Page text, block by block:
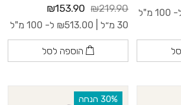
מ"ל
₪219.90
₪153.90
30 מ״ל | ₪513.00 ל- 100 מ"ל
הוספה לסל
‫30% הנחה